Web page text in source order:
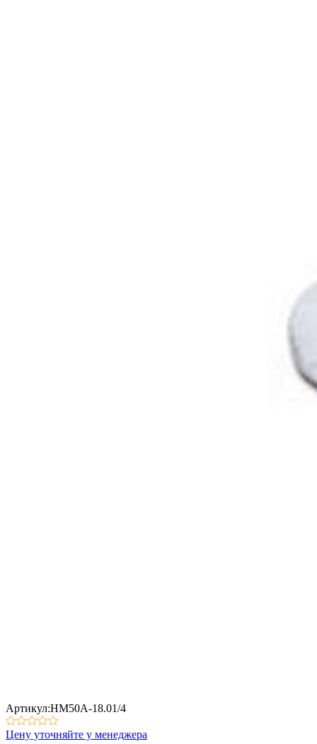
Артикул:НМ50А-18.01/4
Цену уточняйте у менеджера